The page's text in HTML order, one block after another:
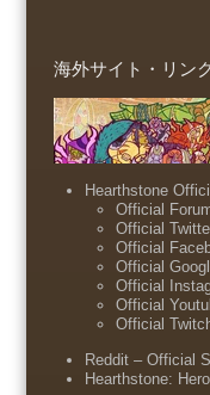
海外サイト・リン
Hearthstone
Official
Official
Official
Official
Official
Official
Official
Reddit – Official
Hearthstone: